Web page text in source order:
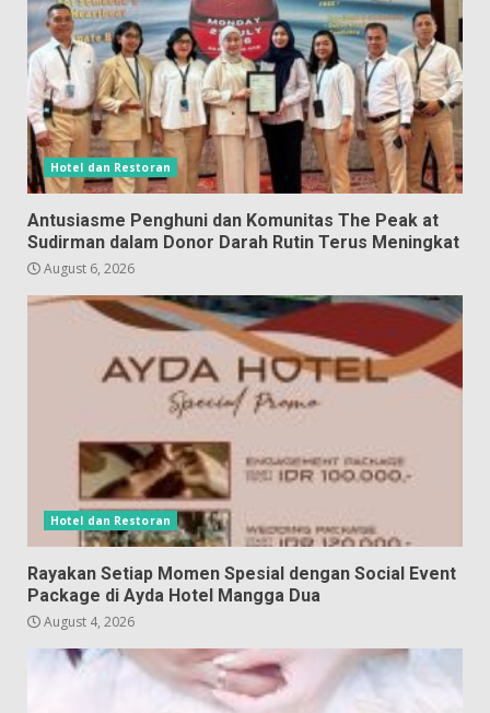
Hotel dan Restoran
Antusiasme Penghuni dan Komunitas The Peak at
Sudirman dalam Donor Darah Rutin Terus Meningkat
August 6, 2026
Hotel dan Restoran
Rayakan Setiap Momen Spesial dengan Social Event
Package di Ayda Hotel Mangga Dua
August 4, 2026